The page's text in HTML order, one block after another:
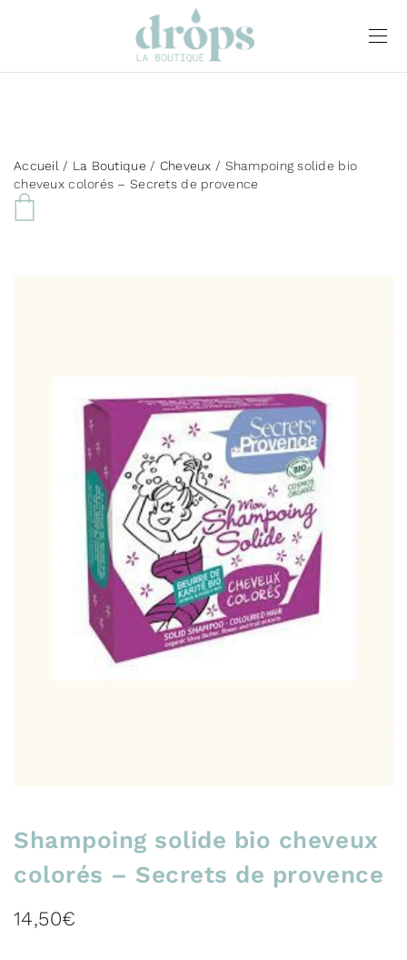
Accueil / La Boutique / Cheveux / Shampoing solide bio
cheveux colorés – Secrets de provence
Shampoing solide bio cheveux
colorés – Secrets de provence
14,50€